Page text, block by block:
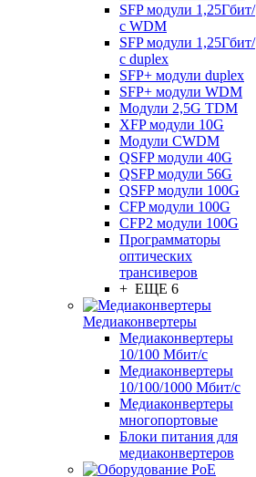
SFP модули 1,25Гбит/
с WDM
SFP модули 1,25Гбит/
с duplex
SFP+ модули duplex
SFP+ модули WDM
Модули 2,5G TDM
XFP модули 10G
Модули CWDM
QSFP модули 40G
QSFP модули 56G
QSFP модули 100G
CFP модули 100G
CFP2 модули 100G
Программаторы
оптических
трансиверов
+ ЕЩЕ 6
Медиаконвертеры
Медиаконвертеры
10/100 Мбит/с
Медиаконвертеры
10/100/1000 Мбит/c
Медиаконвертеры
многопортовые
Блоки питания для
медиаконвертеров